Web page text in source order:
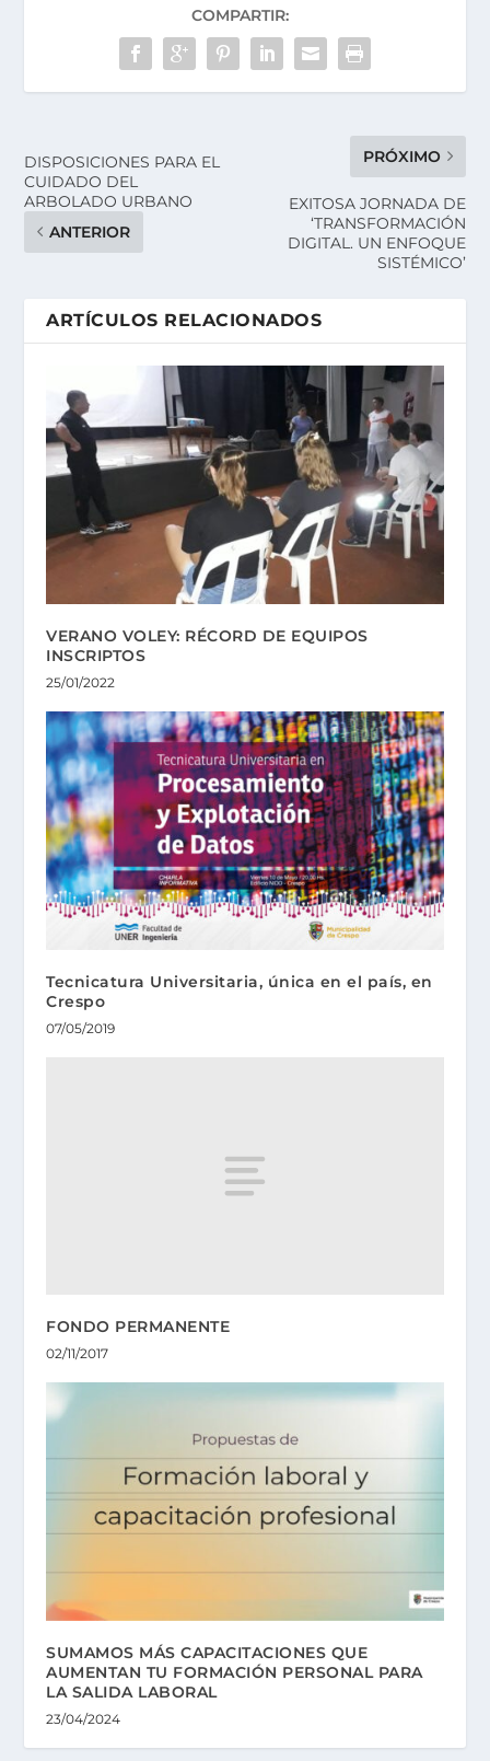
COMPARTIR:
DISPOSICIONES PARA EL
CUIDADO DEL
ARBOLADO URBANO
ANTERIOR
PRÓXIMO
EXITOSA JORNADA DE
‘TRANSFORMACIÓN
DIGITAL. UN ENFOQUE
SISTÉMICO’
ARTÍCULOS RELACIONADOS
VERANO VOLEY: RÉCORD DE EQUIPOS
INSCRIPTOS
25/01/2022
Tecnicatura Universitaria, única en el país, en
Crespo
07/05/2019
FONDO PERMANENTE
02/11/2017
SUMAMOS MÁS CAPACITACIONES QUE
AUMENTAN TU FORMACIÓN PERSONAL PARA
LA SALIDA LABORAL
23/04/2024